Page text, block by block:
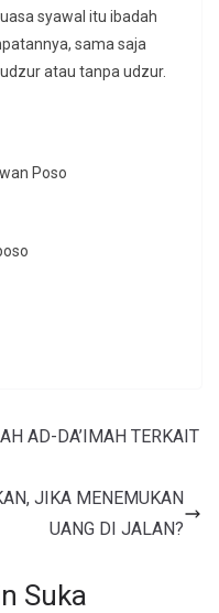
syawal itu ibadah
sama saja
atau tanpa udzur.
Poso
AD-DA’IMAH TERKAIT
JIKA MENEMUKAN
UANG DI JALAN?
Suka